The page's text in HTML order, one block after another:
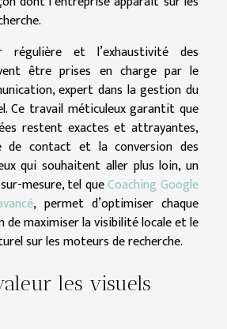
et l’exhaustivité des
être prises en charge par le
expert dans la gestion du
Ce travail méticuleux garantit que
restent exactes et attrayantes,
contact et la conversion des
qui souhaitent aller plus loin, un
mesure, tel queCoaching Google
, permet d’optimiser chaque
de maximiser la visibilité locale et le
sur les moteurs de recherche.
les visuels